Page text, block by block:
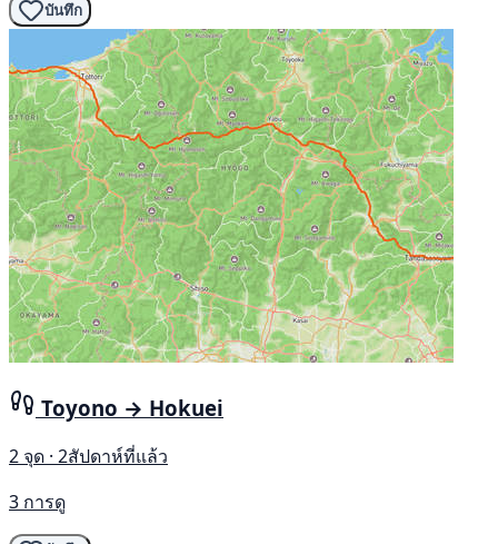
บันทึก
Toyono → Hokuei
2 จุด · 2สัปดาห์ที่แล้ว
3 การดู